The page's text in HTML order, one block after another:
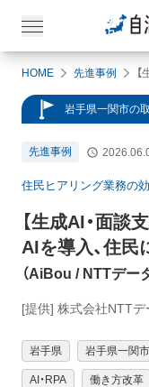
HOME 先進事例
岩手県一関市の
先進事例
住民ヒアリング業務の
【生成AI・面談支
AIを導入、住
（AiBou / NTTデー
[提供] 株式会社NTTデ
岩手県 岩手県一関市
AI・RPA 働き方改革